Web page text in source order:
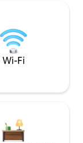
Wi-Fi